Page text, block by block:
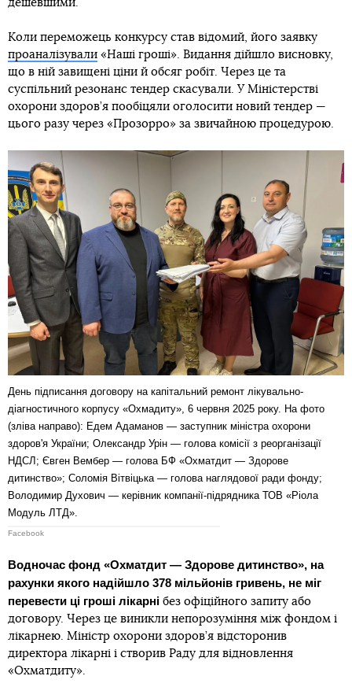
дешевшими.
Коли переможець конкурсу став відомий, його заявку
проаналізували «Наші гроші». Видання дійшло висновку,
що в ній завищені ціни й обсяг робіт. Через це та
суспільний резонанс тендер скасували. У Міністерстві
охорони здоров’я пообіцяли оголосити новий тендер —
цього разу через «Прозорро» за звичайною процедурою.
День підписання договору на капітальний ремонт лікувально-
діагностичного корпусу «Охмадиту», 6 червня 2025 року. На фото
(зліва направо): Едем Адаманов — заступник міністра охорони
здоров'я України; Олександр Урін — голова комісії з реорганізації
НДСЛ; Євген Вембер — голова БФ «Охматдит — Здорове
дитинство»; Соломія Вітвіцька — голова наглядової ради фонду;
Володимир Духович — керівник компанії-підрядника ТОВ «Ріола
Модуль ЛТД».
Facebook
Водночас фонд «Охматдит — Здорове дитинство», на
рахунки якого надійшло 378 мільйонів гривень, не міг
перевести ці гроші лікарні без офіційного запиту або
договору. Через це виникли непорозуміння між фондом і
лікарнею. Міністр охорони здоров’я відсторонив
директора лікарні і створив Раду для відновлення
«Охматдиту».